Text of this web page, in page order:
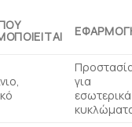
για
εσωτερικά